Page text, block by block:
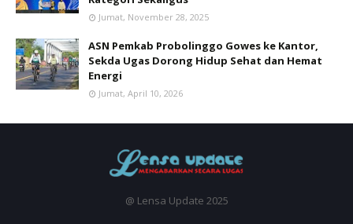
Jumat, November 28, 2025
ASN Pemkab Probolinggo Gowes ke Kantor,
Sekda Ugas Dorong Hidup Sehat dan Hemat
Energi
Jumat, April 10, 2026
@ Lensa Update 2025